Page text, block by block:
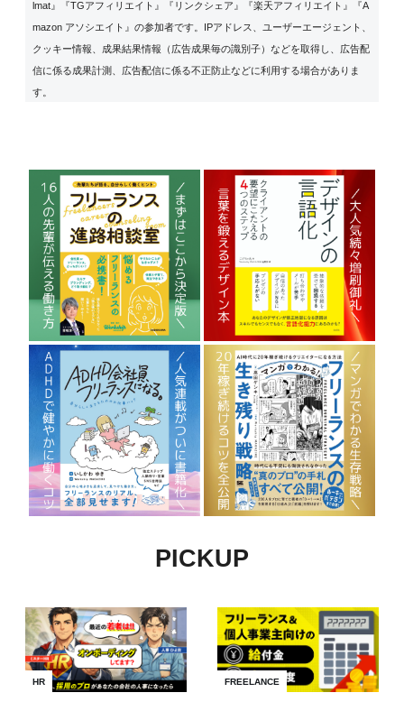
lmat』『TGアフィリエイト』『リンクシェア』『楽天アフィリエイト』『A
mazon アソシエイト』の参加者です。IPアドレス、ユーザーエージェント、
クッキー情報、成果結果情報（広告成果毎の識別子）などを取得し、広告配
信に係る成果計測、広告配信に係る不正防止などに利用する場合がありま
す。
PICKUP
HR FREELANCE